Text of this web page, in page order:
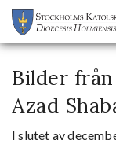
Bilder
Azad
I slutet av